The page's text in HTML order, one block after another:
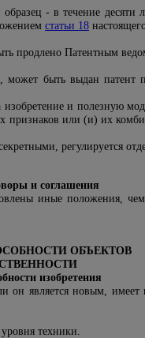
- в течение десяти
статьи 18
продлено Патентным
быть выдан патент
и полезную
или (и) их
регулируется
и соглашения
иные положения,
ОБЪЕКТОВ
изобретения
он является новым,
техники.